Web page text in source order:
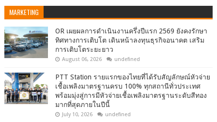
MARKETING
OR เผยผลการดำเนินงานครึ่งปีแรก 2569 ยังคงรักษา
ทิศทางการเติบโต เดินหน้าลงทุนธุรกิจอนาคต เสริม
การเติบโตระยะยาว
August 06, 2026 undefined
PTT Station รายแรกของไทยที่ได้รับสัญลักษณ์หัวจ่าย
เชื้อเพลิงมาตรฐานครบ 100% ทุกสถานีทั่วประเทศ
พร้อมมุ่งสู่การมีหัวจ่ายเชื้อเพลิงมาตรฐานระดับสีทอง
มากที่สุดภายในปีนี้
July 10, 2026 undefined